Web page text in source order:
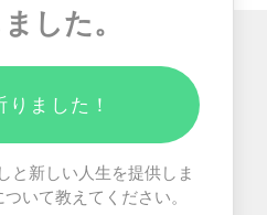
した。
ました！
と新しい人生を提供しま
いて教えてください。